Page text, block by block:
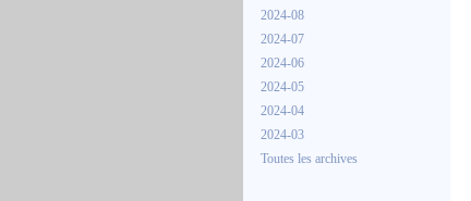
2024-08
2024-07
2024-06
2024-05
2024-04
2024-03
Toutes les archives